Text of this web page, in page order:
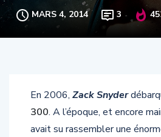
MARS 4, 2014 3
En 2006, Zack Snyder
300. A l’époque, et encore
avait su rassembler une